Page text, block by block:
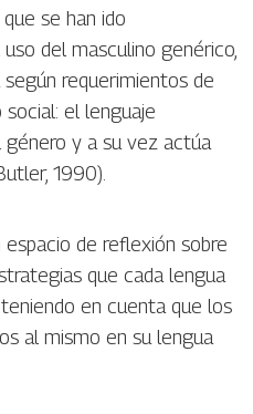
se han ido
del masculino genérico,
requerimientos de
el lenguaje
y a su vez actúa
1990).
de reflexión sobre
que cada lengua
en cuenta que los
al mismo en su lengua